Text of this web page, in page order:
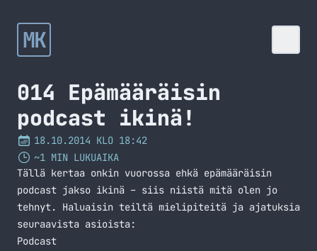
MK
014 Epämääräisin
podcast ikinä!
18.10.2014 KLO 18:42
~1 MIN LUKUAIKA
Tällä kertaa onkin vuorossa ehkä epämääräisin
podcast jakso ikinä – siis niistä mitä olen jo
tehnyt. Haluaisin teiltä mielipiteitä ja ajatuksia
seuraavista asioista:
Podcast